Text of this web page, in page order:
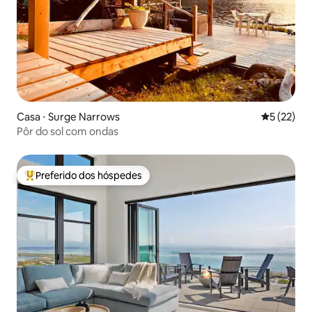
Casa ⋅ Surge Narrows 5 de uma
5 (22)
Pôr do sol com ondas
Entre os melhores preferidos dos hóspedes
Preferido dos hóspedes